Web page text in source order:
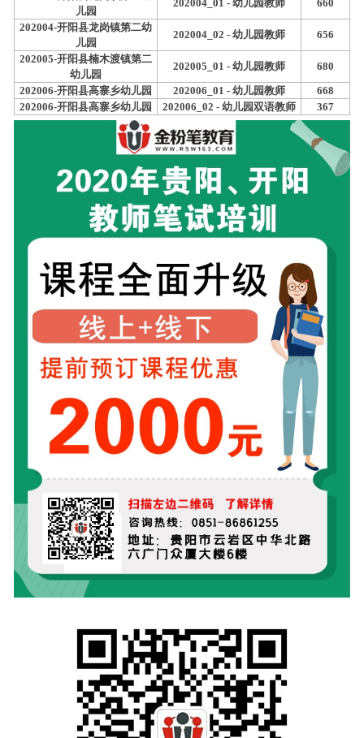
儿园
202004_01 - 幼儿园教师
660
202004-开阳县龙岗镇第二幼
儿园
202004_02 - 幼儿园教师
656
202005-开阳县楠木渡镇第二
幼儿园
202005_01 - 幼儿园教师
680
202006-开阳县高寨乡幼儿园
202006_01 - 幼儿园教师
668
202006-开阳县高寨乡幼儿园
202006_02 - 幼儿园双语教师 367